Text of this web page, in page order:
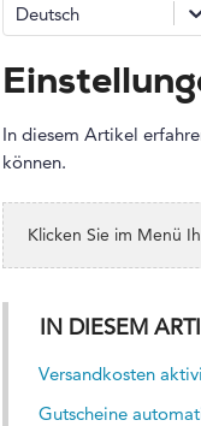
Deutsch
In diesem Artikel
können.
Klicken Sie im Menü
IN DIESEM
Versandkosten
Gutscheine